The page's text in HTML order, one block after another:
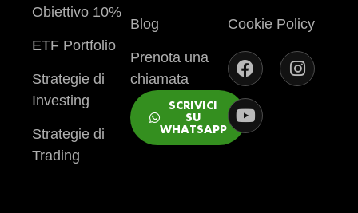
Obiettivo 10%
ETF Portfolio
Strategie di
Investing
Strategie di
Trading
Blog
Prenota una
chiamata
SCRIVICI
SU
WHATSAPP
Cookie Policy